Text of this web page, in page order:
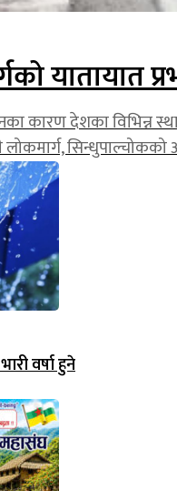
यातायात
कारण देशका
सिन्धुपाल्चोकको
वर्षा हुने